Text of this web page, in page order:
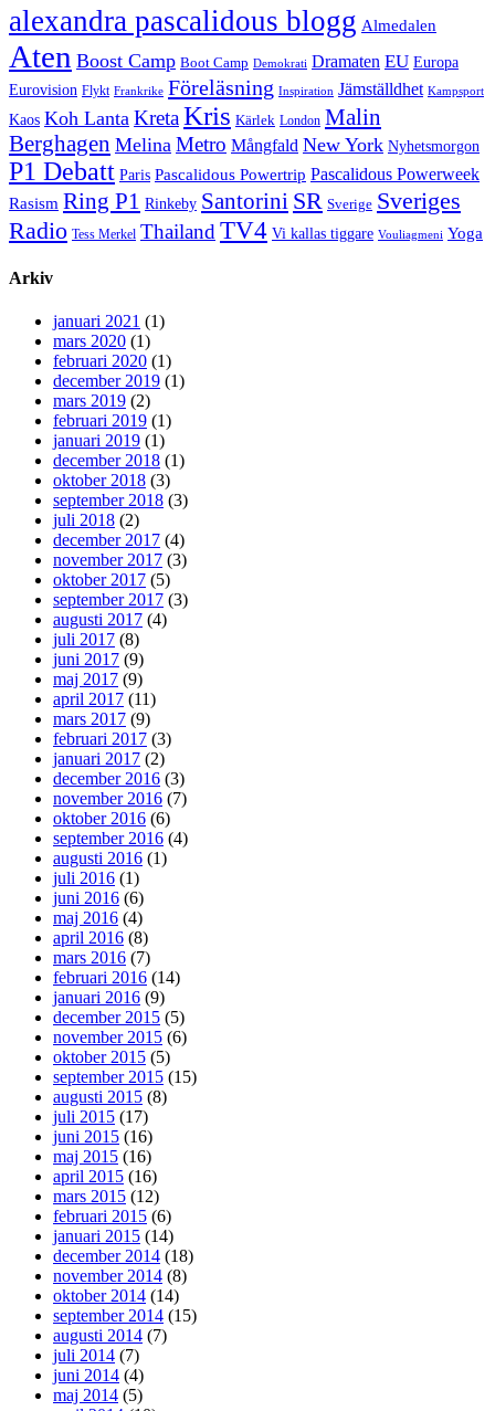
alexandra pascalidous blogg Almedalen
Aten Boost Camp Boot Camp Demokrati Dramaten EU Europa
Eurovision Flykt Frankrike Föreläsning Inspiration Jämställdhet Kampsport
Kaos Koh Lanta KretaKris Kärlek London Malin
Berghagen Melina Metro Mångfald New York Nyhetsmorgon
P1 Debatt Paris Pascalidous Powertrip Pascalidous Powerweek
Rasism Ring P1 Rinkeby Santorini SR Sverige Sveriges
Radio Tess Merkel Thailand TV4 Vi kallas tiggare Vouliagmeni Yoga
Arkiv
januari 2021 (1)
mars 2020 (1)
februari 2020 (1)
december 2019 (1)
mars 2019 (2)
februari 2019 (1)
januari 2019 (1)
december 2018 (1)
oktober 2018 (3)
september 2018 (3)
juli 2018 (2)
december 2017 (4)
november 2017 (3)
oktober 2017 (5)
september 2017 (3)
augusti 2017 (4)
juli 2017 (8)
juni 2017 (9)
maj 2017 (9)
april 2017 (11)
mars 2017 (9)
februari 2017 (3)
januari 2017 (2)
december 2016 (3)
november 2016 (7)
oktober 2016 (6)
september 2016 (4)
augusti 2016 (1)
juli 2016 (1)
juni 2016 (6)
maj 2016 (4)
april 2016 (8)
mars 2016 (7)
februari 2016 (14)
januari 2016 (9)
december 2015 (5)
november 2015 (6)
oktober 2015 (5)
september 2015 (15)
augusti 2015 (8)
juli 2015 (17)
juni 2015 (16)
maj 2015 (16)
april 2015 (16)
mars 2015 (12)
februari 2015 (6)
januari 2015 (14)
december 2014 (18)
november 2014 (8)
oktober 2014 (14)
september 2014 (15)
augusti 2014 (7)
juli 2014 (7)
juni 2014 (4)
maj 2014 (5)